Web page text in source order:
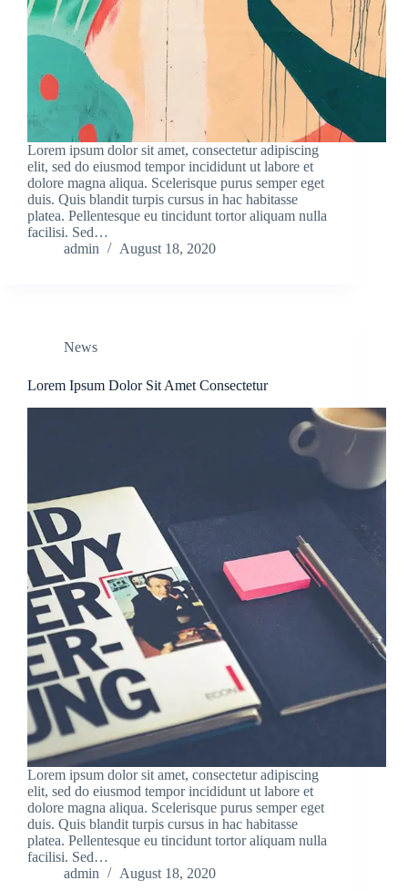
Lorem ipsum dolor sit amet, consectetur adipiscing
elit, sed do eiusmod tempor incididunt ut labore et
dolore magna aliqua. Scelerisque purus semper eget
duis. Quis blandit turpis cursus in hac habitasse
platea. Pellentesque eu tincidunt tortor aliquam nulla
facilisi. Sed…
admin
August 18, 2020
News
Lorem Ipsum Dolor Sit Amet Consectetur
Lorem ipsum dolor sit amet, consectetur adipiscing
elit, sed do eiusmod tempor incididunt ut labore et
dolore magna aliqua. Scelerisque purus semper eget
duis. Quis blandit turpis cursus in hac habitasse
platea. Pellentesque eu tincidunt tortor aliquam nulla
facilisi. Sed…
admin
August 18, 2020